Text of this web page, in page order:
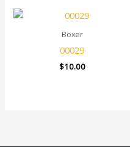
Boxer
00029
$10.00